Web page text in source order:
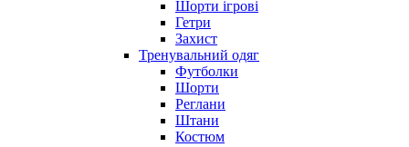
Шорти ігрові
Гетри
Захист
Тренувальний одяг
Футболки
Шорти
Реглани
Штани
Костюм